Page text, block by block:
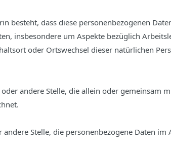
besteht, dass diese personenbezogenen
insbesondere um Aspekte bezüglich
oder Ortswechsel dieser natürlichen
andere Stelle, die allein oder gemeinsam
Stelle, die personenbezogene Daten im